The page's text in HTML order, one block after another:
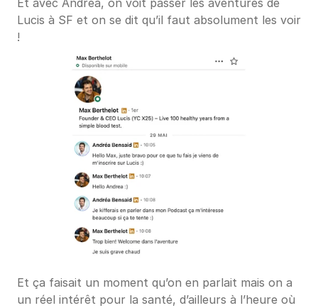
Lucis à SF et on se dit qu’il faut absolument les voir
!
Et ça faisait un moment qu’on en parlait mais on a
un réel intérêt pour la santé, d’ailleurs à l’heure où